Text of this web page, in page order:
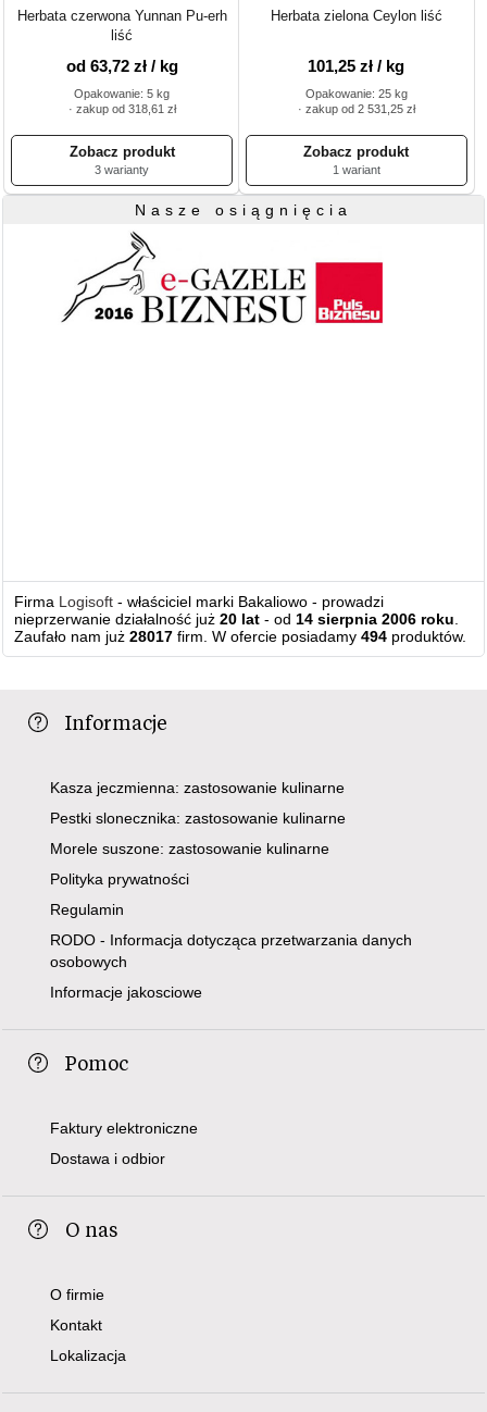
Herbata czerwona Yunnan Pu-erh
liść
od 63,72 zł / kg
Opakowanie: 5 kg
· zakup od 318,61 zł
3 warianty
Herbata zielona Ceylon liść
101,25 zł / kg
Opakowanie: 25 kg
· zakup od 2 531,25 zł
1 wariant
Nasze osiągnięcia
Firma Logisoft - właściciel marki Bakaliowo - prowadzi
nieprzerwanie działalność już20 lat - od 14 sierpnia 2006 roku
Zaufało nam już28017 firm. W ofercie posiadamy494 produktów.
Informacje
Kasza jeczmienna: zastosowanie kulinarne
Pestki slonecznika: zastosowanie kulinarne
Morele suszone: zastosowanie kulinarne
Polityka prywatności
Regulamin
RODO - Informacja dotycząca przetwarzania danych
osobowych
Informacje jakosciowe
Pomoc
Faktury elektroniczne
Dostawa i odbior
O nas
O firmie
Kontakt
Lokalizacja